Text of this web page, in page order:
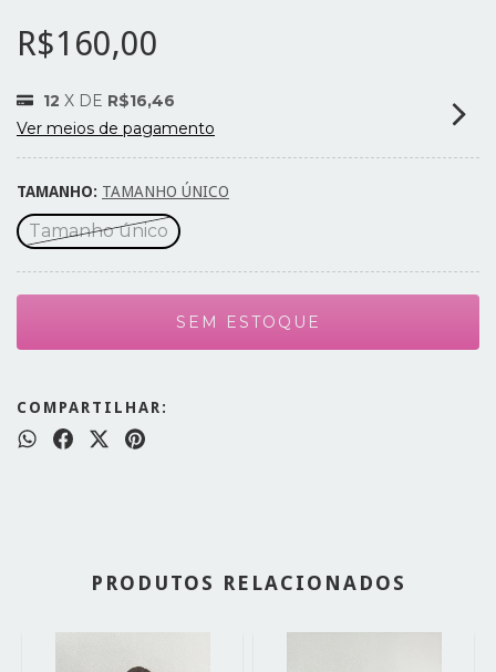
R$160,00
12 X DE R$16,46
Ver meios de pagamento
TAMANHO: TAMANHO ÚNICO
Tamanho único
COMPARTILHAR:
PRODUTOS RELACIONADOS